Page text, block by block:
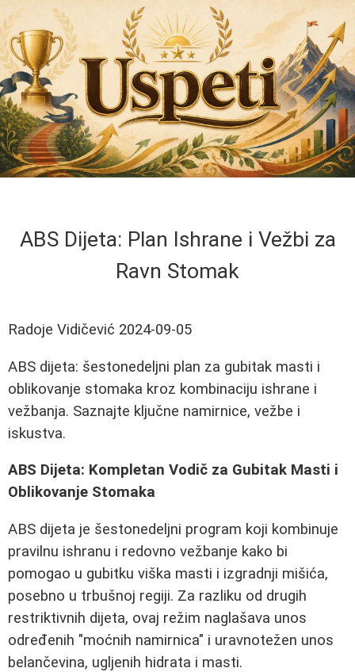
ABS Dijeta: Plan Ishrane i Vežbi za
Ravn Stomak
Radoje Vidičević 2024-09-05
ABS dijeta: šestonedeljni plan za gubitak masti i
oblikovanje stomaka kroz kombinaciju ishrane i
vežbanja. Saznajte ključne namirnice, vežbe i
iskustva.
ABS Dijeta: Kompletan Vodič za Gubitak Masti i
Oblikovanje Stomaka
ABS dijeta je šestonedeljni program koji kombinuje
pravilnu ishranu i redovno vežbanje kako bi
pomogao u gubitku viška masti i izgradnji mišića,
posebno u trbušnoj regiji. Za razliku od drugih
restriktivnih dijeta, ovaj režim naglašava unos
određenih "moćnih namirnica" i uravnotežen unos
belančevina, ugljenih hidrata i masti.